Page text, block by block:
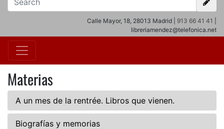
Calle Mayor, 18, 28013 Madrid | 913 66 41 41
libreriamendez@telefonica.net
Materias
A un mes de la rentrée. Libros que vienen.
Biografías y memorias